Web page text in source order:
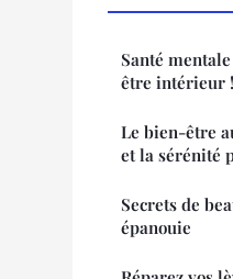
Santé
être intérieur !
Le bien-être
et la sérénité
Secrets de
épanouie